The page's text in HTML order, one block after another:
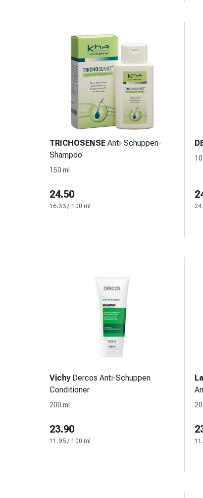
Strümpfe
Kreislaufbeschwerden
Rauchstopp
Venenbeschwerden
Herznerven-
Störung
Gedächtnis-
Konzentrationsstörung
Allergien
Heuschnupfen
Haut
Nase
Hautpflege
Ekzeme
&
Hühneraugen
&
TRICHOSENSE Anti-Schuppen-
Shampoo
150 ml
24.50
16.33 / 100 ml
Vichy Dercos Anti-Schuppen
Conditioner
200 ml
23.90
11.95 / 100 ml